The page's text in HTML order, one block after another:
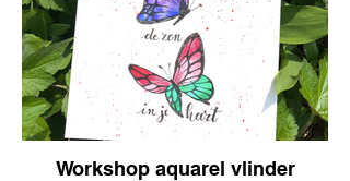
Workshop aquarel vlinder